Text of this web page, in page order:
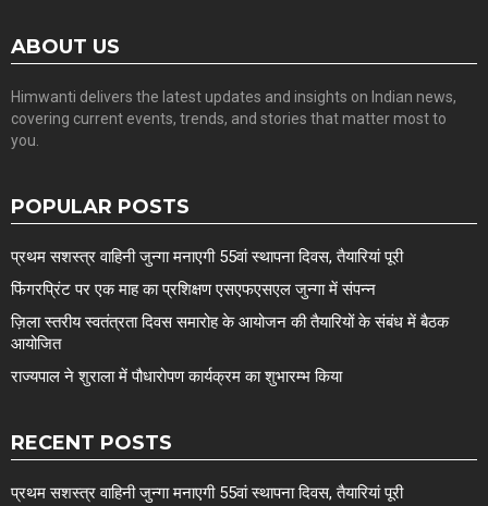
ABOUT US
Himwanti delivers the latest updates and insights on Indian news,
covering current events, trends, and stories that matter most to
you.
POPULAR POSTS
प्रथम सशस्त्र वाहिनी जुन्गा मनाएगी 55वां स्थापना दिवस, तैयारियां पूरी
फिंगरप्रिंट पर एक माह का प्रशिक्षण एसएफएसएल जुन्गा में संपन्न
ज़िला स्तरीय स्वतंत्रता दिवस समारोह के आयोजन की तैयारियों के संबंध में बैठक
आयोजित
राज्यपाल ने शुराला में पौधारोपण कार्यक्रम का शुभारम्भ किया
RECENT POSTS
प्रथम सशस्त्र वाहिनी जुन्गा मनाएगी 55वां स्थापना दिवस, तैयारियां पूरी